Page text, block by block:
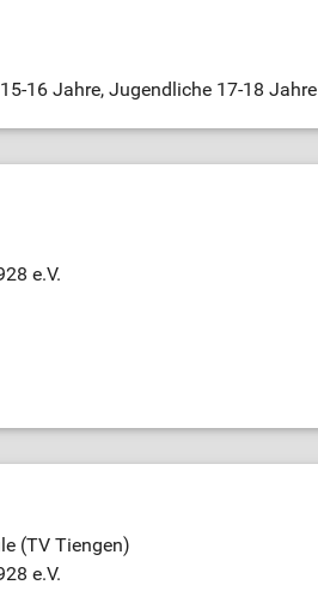
16 Jahre, Jugendliche 17-18 Jahre
e.V.
(TV Tiengen)
e.V.